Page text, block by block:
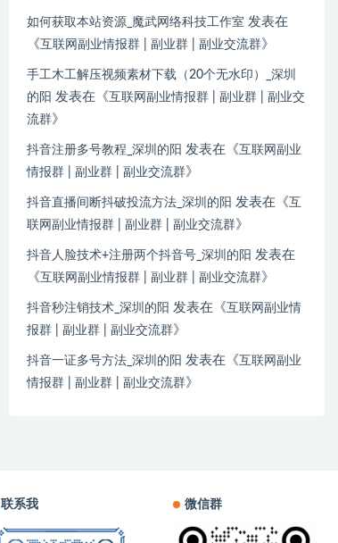
如何获取本站资源_魔武网络科技工作室 发表在
《互联网副业情报群 | 副业群 | 副业交流群》
手工木工解压视频素材下载（20个无水印）_深圳
的阳 发表在《互联网副业情报群 | 副业群 | 副业交
流群》
抖音注册多号教程_深圳的阳 发表在《互联网副业
情报群 | 副业群 | 副业交流群》
抖音直播间断抖破投流方法_深圳的阳 发表在《互
联网副业情报群 | 副业群 | 副业交流群》
抖音人脸技术+注册两个抖音号_深圳的阳 发表在
《互联网副业情报群 | 副业群 | 副业交流群》
抖音秒注销技术_深圳的阳 发表在《互联网副业情
报群 | 副业群 | 副业交流群》
抖音一证多号方法_深圳的阳 发表在《互联网副业
情报群 | 副业群 | 副业交流群》
联系我 微信群